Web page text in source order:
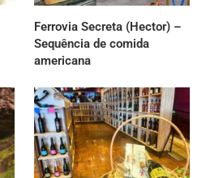
Ferrovia Secreta (Hector) –
Sequência de comida
americana